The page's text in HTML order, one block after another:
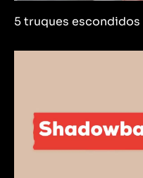
5 truques escondidos